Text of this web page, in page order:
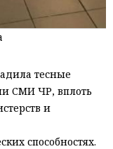
тесные
СМИ ЧР, вплоть
и
способностях.